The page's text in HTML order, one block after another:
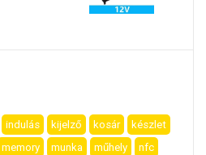
indulás kijelző kosár
készlet
memory munka műhely
nfc